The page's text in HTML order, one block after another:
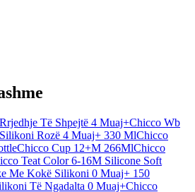
kundër kolikave. Kokë fleksibël:
Të Shpejtë 4 Muaj+Chicco Wb
Rozë 4 Muaj+ 330 MlChicco
Chicco Cup 12+M 266MlChicco
Teat Color 6-16M Silicone Soft
Me Kokë Silikoni 0 Muaj+ 150
Të Ngadalta 0 Muaj+Chicco